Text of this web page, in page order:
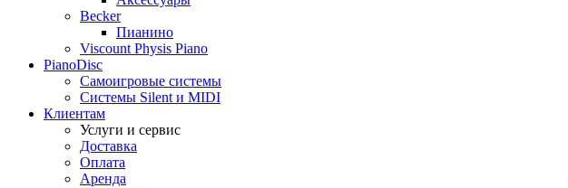
Becker
Пианино
Viscount Physis Piano
PianoDisc
Самоигровые системы
Системы Silent и MIDI
Клиентам
Услуги и сервис
Доставка
Оплата
Аренда